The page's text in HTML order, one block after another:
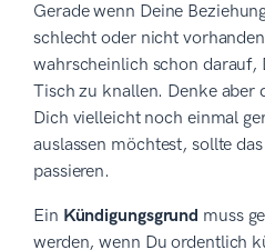
Gerade wenn Deine
schlecht oder nicht
wahrscheinlich schon darauf,
Tisch zu knallen. Denke aber
Dich vielleicht noch einmal
auslassen möchtest, sollte
passieren.
Ein Kündigungsgrund muss
werden, wenn Du ordentlich